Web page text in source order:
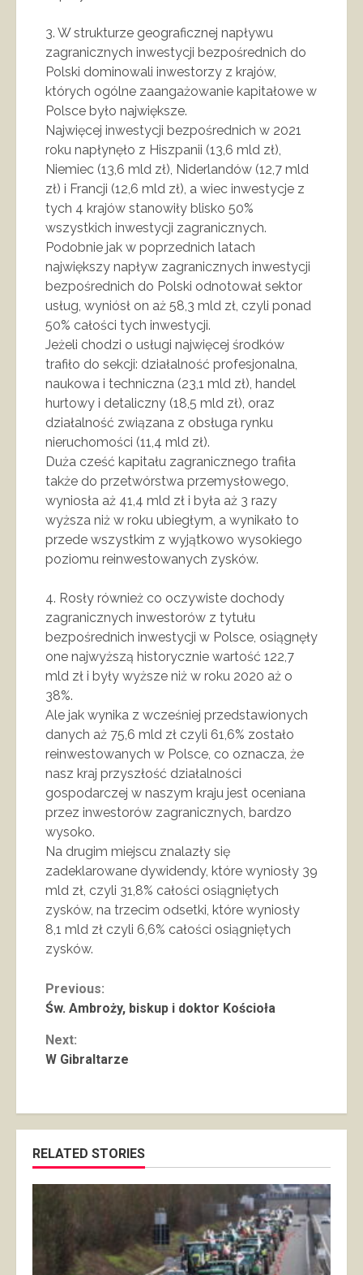
3. W strukturze geograficznej napływu
zagranicznych inwestycji bezpośrednich do
Polski dominowali inwestorzy z krajów,
których ogólne zaangażowanie kapitałowe w
Polsce było największe.
Najwięcej inwestycji bezpośrednich w 2021
roku napłynęło z Hiszpanii (13,6 mld zł),
Niemiec (13,6 mld zł), Niderlandów (12,7 mld
zł) i Francji (12,6 mld zł), a wiec inwestycje z
tych 4 krajów stanowiły blisko 50%
wszystkich inwestycji zagranicznych.
Podobnie jak w poprzednich latach
największy napływ zagranicznych inwestycji
bezpośrednich do Polski odnotował sektor
usług, wyniósł on aż 58,3 mld zł, czyli ponad
50% całości tych inwestycji.
Jeżeli chodzi o usługi najwięcej środków
trafiło do sekcji: działalność profesjonalna,
naukowa i techniczna (23,1 mld zł), handel
hurtowy i detaliczny (18,5 mld zł), oraz
działalność związana z obsługa rynku
nieruchomości (11,4 mld zł).
Duża cześć kapitału zagranicznego trafiła
także do przetwórstwa przemysłowego,
wyniosła aż 41,4 mld zł i była aż 3 razy
wyższa niż w roku ubiegłym, a wynikało to
przede wszystkim z wyjątkowo wysokiego
poziomu reinwestowanych zysków.
4. Rosły również co oczywiste dochody
zagranicznych inwestorów z tytułu
bezpośrednich inwestycji w Polsce, osiągnęły
one najwyższą historycznie wartość 122,7
mld zł i były wyższe niż w roku 2020 aż o
38%.
Ale jak wynika z wcześniej przedstawionych
danych aż 75,6 mld zł czyli 61,6% zostało
reinwestowanych w Polsce, co oznacza, że
nasz kraj przyszłość działalności
gospodarczej w naszym kraju jest oceniana
przez inwestorów zagranicznych, bardzo
wysoko.
Na drugim miejscu znalazły się
zadeklarowane dywidendy, które wyniosły 39
mld zł, czyli 31,8% całości osiągniętych
zysków, na trzecim odsetki, które wyniosły
8,1 mld zł czyli 6,6% całości osiągniętych
zysków.
Continue
Previous:
Św. Ambroży, biskup i doktor Kościoła
Next:
W Gibraltarze
RELATED STORIES